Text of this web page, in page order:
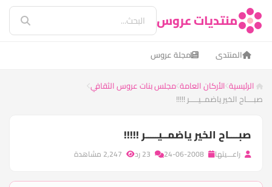
منتديات عروس
المنتدى مجلة عروس
الرئيسية الأركان العامة مجلس بنات عروس الثقافي
صبــــاح الخير ياضمــيـــــر !!!!!
صبــــاح الخير ياضمــيـــــر !!!!!
راعـــيتها